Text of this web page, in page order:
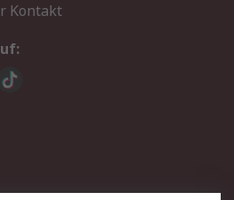
Kontakt